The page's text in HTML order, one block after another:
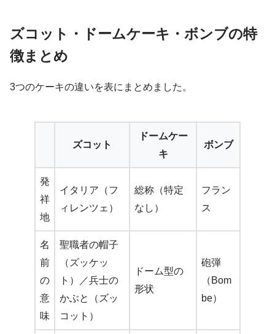
ズコット・ドームケーキ・ボンブの特
徴まとめ
3つのケーキの違いを表にまとめました。
ズコット
ドームケー
キ
ボンブ
発
祥
地
イタリア（フ
ィレンツェ）
総称（特定
なし）
フラン
ス
名
前
の
意
味
聖職者の帽子
（ズッケッ
ト）／兵士の
かぶと（ズッ
コット）
ドーム型の
形状
砲弾
（Bom
be）